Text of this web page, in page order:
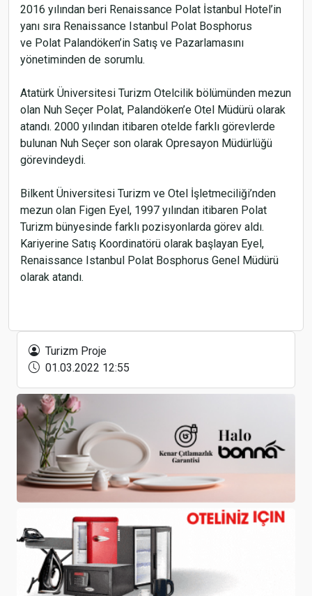
2016 yılından beri Renaissance Polat İstanbul Hotel’in
yanı sıra Renaissance Istanbul Polat Bosphorus
ve Polat Palandöken’in Satış ve Pazarlamasını
yönetiminden de sorumlu.
Atatürk Üniversitesi Turizm Otelcilik bölümünden mezun
olan Nuh Seçer Polat, Palandöken’e Otel Müdürü olarak
atandı. 2000 yılından itibaren otelde farklı görevlerde
bulunan Nuh Seçer son olarak Opresayon Müdürlüğü
görevindeydi.
Bilkent Üniversitesi Turizm ve Otel İşletmeciliği’nden
mezun olan Figen Eyel, 1997 yılından itibaren Polat
Turizm bünyesinde farklı pozisyonlarda görev aldı.
Kariyerine Satış Koordinatörü olarak başlayan Eyel,
Renaissance Istanbul Polat Bosphorus Genel Müdürü
olarak atandı.
Turizm Proje
01.03.2022 12:55
İzmir Marriott’ta Görkemli “Yaza Merhaba” Daveti
LÖSEV’in ‘İyilikler Çarşısı’ Projesi İstanbul’da
Başladı
TÜROB Başkanı Müberra Eresin, Norveç’in
İstanbul Fahri Konsolosu olarak atandı